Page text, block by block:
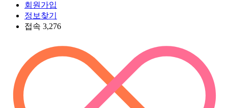
회원가입
정보찾기
접속 3,276